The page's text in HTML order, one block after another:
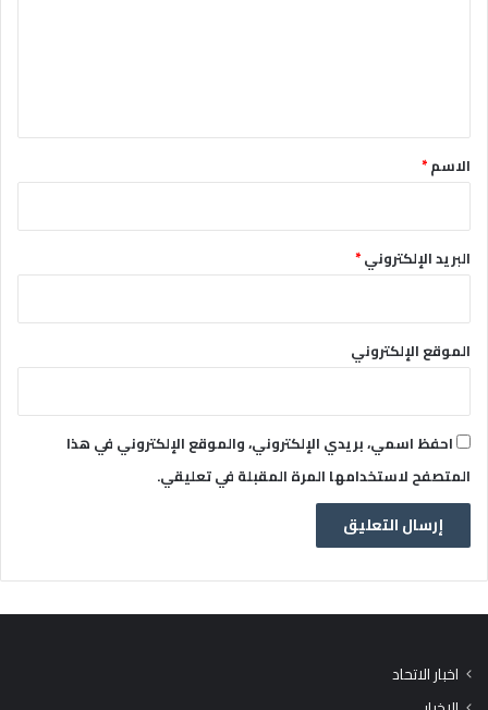
*الاسم*
البريد الإلكتروني*
الموقع الإلكتروني
احفظ اسمي، بريدي الإلكتروني، والموقع الإلكتروني في هذا
المتصفح لاستخدامها المرة المقبلة في تعليقي.
اخبار الاتحاد